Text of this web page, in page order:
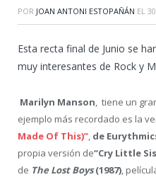
POR JOAN ANTONI ESTOPAÑÁN EL
Esta recta final de Junio se
muy interesantes de Rock y
Marilyn Manson , tiene un
ejemplo más recordado es la
Made Of This)” de
propia versión de“Cry Little
de The Lost Boys(1987) ,